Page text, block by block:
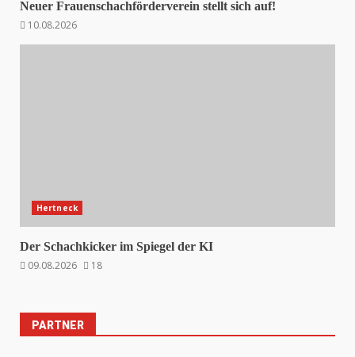
Neuer Frauenschachförderverein stellt sich auf!
10.08.2026
Hertneck
Der Schachkicker im Spiegel der KI
09.08.2026
18
PARTNER